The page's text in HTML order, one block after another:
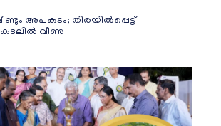
അപകടം; തിരയിൽപ്പെട്ട്
കടലിൽ വീണു